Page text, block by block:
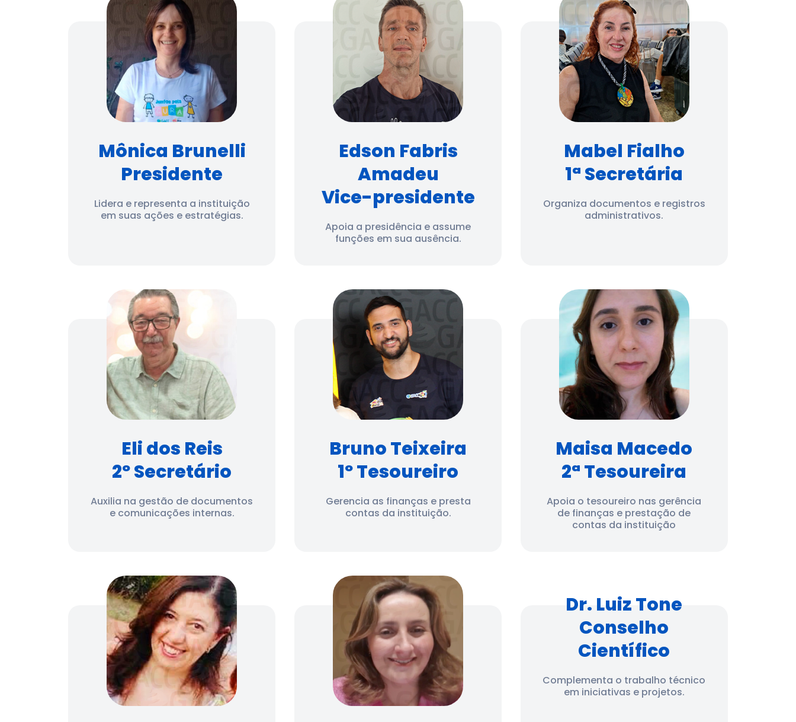
Mônica Brunelli
Presidente
Lidera e representa a instituição
em suas ações e estratégias.
Edson Fabris
Amadeu
Vice-presidente
Apoia a presidência e assume
funções em sua ausência.
Mabel Fialho
1ª Secretária
Organiza documentos e registros
administrativos.
Eli dos Reis
2º Secretário
Auxilia na gestão de documentos
e comunicações internas.
Bruno Teixeira
1º Tesoureiro
Gerencia as finanças e presta
contas da instituição.
Maisa Macedo
2ª Tesoureira
Apoia o tesoureiro nas gerência
de finanças e prestação de
contas da instituição
Dr. Luiz Tone
Conselho
Científico
Complementa o trabalho técnico
em iniciativas e projetos.